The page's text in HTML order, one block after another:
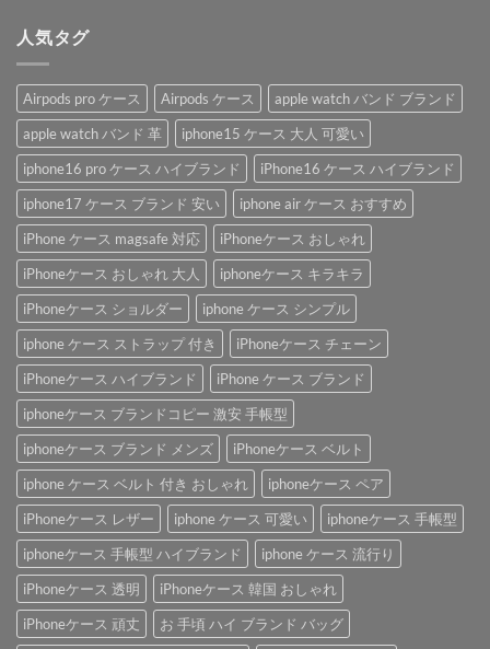
人気タグ
Airpods pro ケース Airpods ケース
apple watch バンド ブランド
apple watch バンド 革
iphone15 ケース 大人 可愛い
iphone16 pro ケース ハイブランド
iPhone16 ケース ハイブランド
iphone17 ケース ブランド 安い
iphone air ケース おすすめ
iPhone ケース magsafe 対応
iPhoneケース おしゃれ
iPhoneケース おしゃれ 大人
iphoneケース キラキラ
iPhoneケース ショルダー
iphone ケース シンプル
iphone ケース ストラップ 付き
iPhoneケース チェーン
iPhoneケース ハイブランド
iPhone ケース ブランド
iphoneケース ブランドコピー 激安 手帳型
iphoneケース ブランド メンズ
iPhoneケース ベルト
iphone ケース ベルト 付き おしゃれ
iphoneケース ペア
iPhoneケース レザー
iphone ケース 可愛い
iphoneケース 手帳型
iphoneケース 手帳型 ハイブランド
iphone ケース 流行り
iPhoneケース 透明
iPhoneケース 韓国 おしゃれ
iPhoneケース 頑丈
お 手頃 ハイ ブランド バッグ